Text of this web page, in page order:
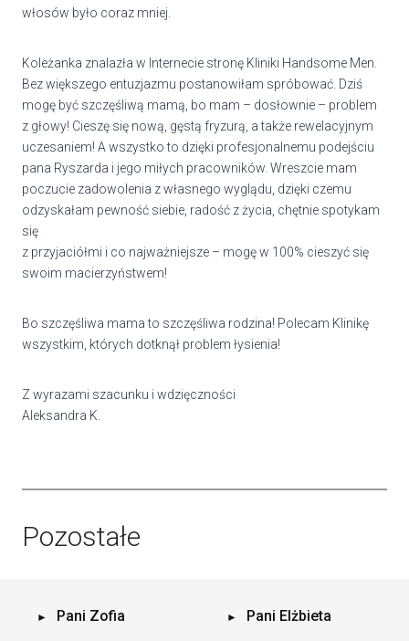
włosów było coraz mniej.
Koleżanka znalazła w Internecie stronę Kliniki Handsome Men.
Bez większego entuzjazmu postanowiłam spróbować. Dziś
mogę być szczęśliwą mamą, bo mam – dosłownie – problem
z głowy! Cieszę się nową, gęstą fryzurą, a także rewelacyjnym
uczesaniem! A wszystko to dzięki profesjonalnemu podejściu
pana Ryszarda i jego miłych pracowników. Wreszcie mam
poczucie zadowolenia z własnego wyglądu, dzięki czemu
odzyskałam pewność siebie, radość z życia, chętnie spotykam
się
z przyjaciółmi i co najważniejsze – mogę w 100% cieszyć się
swoim macierzyństwem!
Bo szczęśliwa mama to szczęśliwa rodzina! Polecam Klinikę
wszystkim, których dotknął problem łysienia!
Z wyrazami szacunku i wdzięczności
Aleksandra K.
Pozostałe
Pani Zofia Pani Elżbieta